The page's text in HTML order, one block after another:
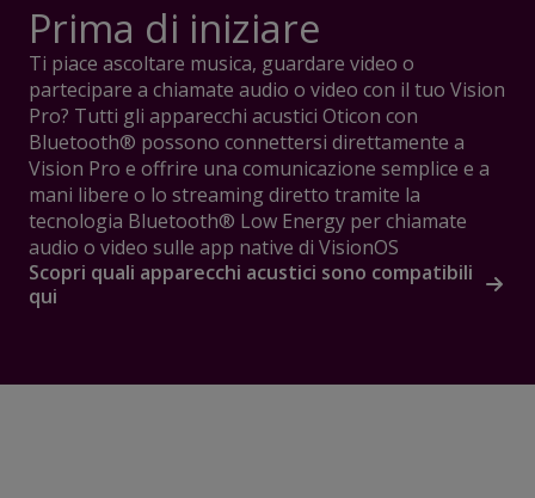
Prima di iniziare
Ti piace ascoltare musica, guardare video o
partecipare a chiamate audio o video con il tuo Vision
Pro? Tutti gli apparecchi acustici Oticon con
Bluetooth® possono connettersi direttamente a
Vision Pro e offrire una comunicazione semplice e a
mani libere o lo streaming diretto tramite la
tecnologia Bluetooth® Low Energy per chiamate
audio o video sulle app native di VisionOS
Scopri quali apparecchi acustici sono compatibili
qui